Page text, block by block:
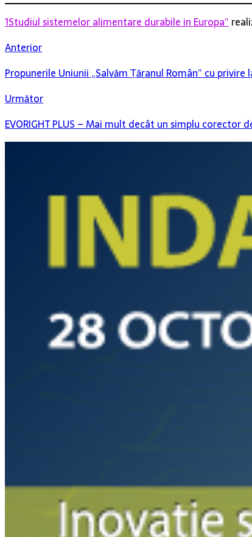
1Studiul sistemelor alimentare durabile in Europa”
Anterior
Propunerile Uniunii „Salvăm Țăranul Român” cu
Următor
EVORIGHT PLUS – Mai mult decât un simplu corector